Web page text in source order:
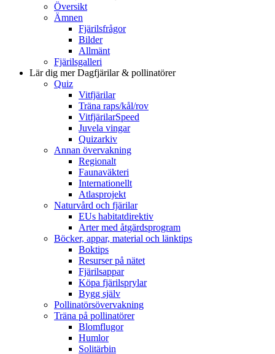
Översikt
Ämnen
Fjärilsfrågor
Bilder
Allmänt
Fjärilsgalleri
Lär dig merDagfjärilar & pollinatörer
Quiz
Vitfjärilar
Träna raps/kål/rov
VitfjärilarSpeed
Juvela vingar
Quizarkiv
Annan övervakning
Regionalt
Faunaväkteri
Internationellt
Atlasprojekt
Naturvård och fjärilar
EUs habitatdirektiv
Arter med åtgärdsprogram
Böcker, appar, material och länktips
Boktips
Resurser på nätet
Fjärilsappar
Köpa fjärilsprylar
Bygg själv
Pollinatörsövervakning
Träna på pollinatörer
Blomflugor
Humlor
Solitärbin